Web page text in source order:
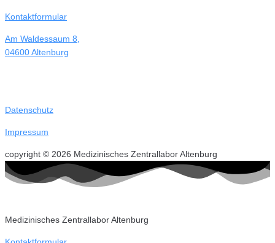
Kontaktformular
Am Waldessaum 8,
04600 Altenburg
Datenschutz
Impressum
copyright © 2026 Medizinisches Zentrallabor Altenburg
Medizinisches Zentrallabor Altenburg